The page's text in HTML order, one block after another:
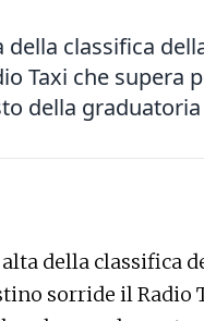
della classifica
Taxi che supera
della
alta della classifica
sorride il Radio